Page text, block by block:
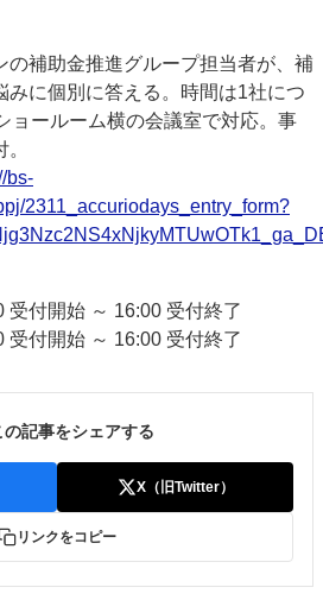
の補助金推進グループ担当者が、補
みに個別に答える。時間は1社につ
ョールーム横の会議室で対応。事
bs-
2311_accuriodays_entry_form?
付開始 ～ 16:00 受付終了
付開始 ～ 16:00 受付終了
の記事をシェアする
X（旧Twitter）
リンクをコピー